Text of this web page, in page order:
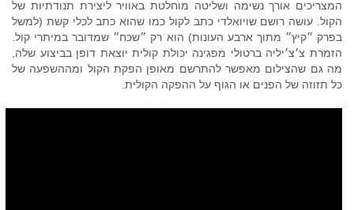
המצריכים אורך נשימה ושליטה מוחלטת באוויר ליצירת תנודתיות של
הקול. עושה רושם שויואלדי כתב לקול כמו שהוא כתב לכלי קשת (למשל
בפרק ״קיץ״ מתוך ארבע העונות) הוא רק ״שכח״ שמדובר במיתרי קול.
הזמרת צ׳צ׳יליה ברטולי מפגינה יכולת קולית יוצאת דופן בביצוע שלה,
מה גם שהצילום מאפשר להתרשם מאופן הפקת הקול ומההשפעה של
כל תזוזה של הפנים או הגוף על ההפקה הקולית.